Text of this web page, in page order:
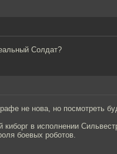
Солдат?
не нова, но посмотреть
в исполнении
боевых роботов.